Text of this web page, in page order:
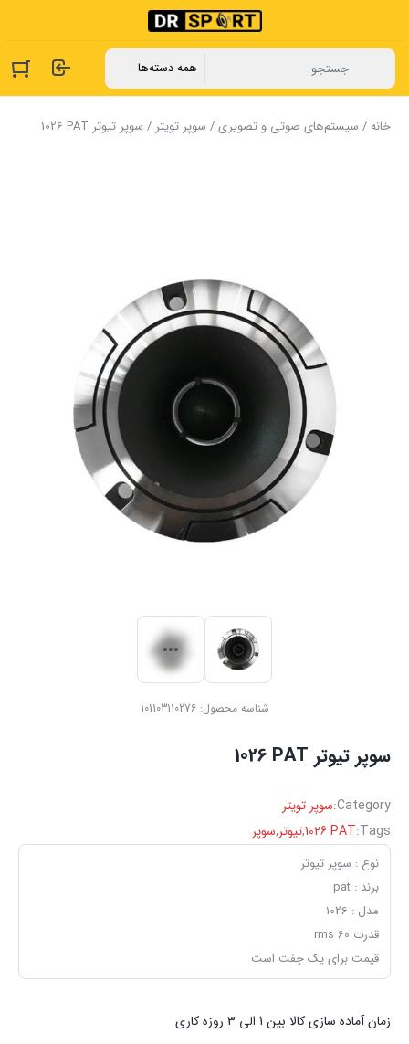
خانه/ سیستم‌های صوتی و تصویری/ سوپر تویتر / سوپر تیوتر ‏PAT ‏1026‏
شناسه محصول:101103110276
سوپر تیوتر ‏PAT ‏1026‏
Category: سوپر تویتر
Tags:
,تیوتر,سوپر
نوع : سوپر تیوتر
برند : pat
مدل : 1026
قدرت 60 rms
قیمت برای یک جفت است
زمان آماده سازی کالا بین 1 الی 3 روزه کاری